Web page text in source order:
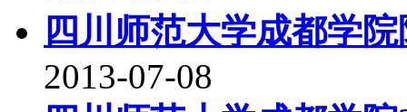
四川师范大学成都学
2013-07-08